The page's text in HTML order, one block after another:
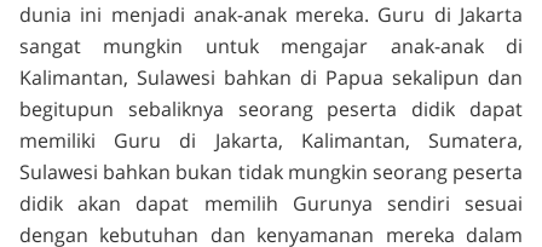
dunia ini menjadi anak-anak mereka. Guru di Jakarta
sangat mungkin untuk mengajar anak-anak di
Kalimantan, Sulawesi bahkan di Papua sekalipun dan
begitupun sebaliknya seorang peserta didik dapat
memiliki Guru di Jakarta, Kalimantan, Sumatera,
Sulawesi bahkan bukan tidak mungkin seorang peserta
didik akan dapat memilih Gurunya sendiri sesuai
dengan kebutuhan dan kenyamanan mereka dalam